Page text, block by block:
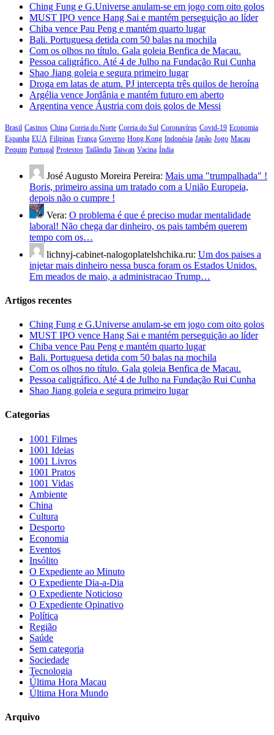
Ching Fung e G.Universe anulam-se em jogo com oito golos
MUST IPO vence Hang Sai e mantém perseguição ao líder
Chiba vence Pau Peng e mantém quarto lugar
Bali. Portuguesa detida com 50 balas na mochila
Com os olhos no título. Gala goleia Benfica de Macau.
Pessoa caligráfico. Até 4 de Julho na Fundação Rui Cunha
Shao Jiang goleia e segura primeiro lugar
Droga em latas de atum. PJ intercepta três quilos de heroína
Argélia vence Jordânia e mantém futuro em aberto
Argentina vence Áustria com dois golos de Messi
Brasil Casinos China Coreia do Norte Coreia do Sul Coronavírus Covid-19 Economia
Espanha EUA Filipinas França Governo Hong Kong Indonésia Japão Jogo Macau
Pequim Portugal Protestos Tailândia Taiwan Vacina Índia
José Augusto Moreira Pereira: Mais uma "trumpalhada" !
Boris, primeiro assina um tratado com a União Europeia,
depois não o cumpre !
Vera: O problema é que é preciso mudar mentalidade
laboral! Não chega dar dinheiro, os pais também querem
tempo com os…
lichnyj-cabinet-nalogoplatelshchika.ru: Um dos paises a
injetar mais dinheiro nessa busca foram os Estados Unidos.
Em meados de maio, a administracao Trump…
Artigos recentes
Ching Fung e G.Universe anulam-se em jogo com oito golos
MUST IPO vence Hang Sai e mantém perseguição ao líder
Chiba vence Pau Peng e mantém quarto lugar
Bali. Portuguesa detida com 50 balas na mochila
Com os olhos no título. Gala goleia Benfica de Macau.
Pessoa caligráfico. Até 4 de Julho na Fundação Rui Cunha
Shao Jiang goleia e segura primeiro lugar
Categorias
1001 Filmes
1001 Ideias
1001 Livros
1001 Pratos
1001 Vidas
Ambiente
China
Cultura
Desporto
Economia
Eventos
Insólito
O Expediente ao Minuto
O Expediente Dia-a-Dia
O Expediente Noticioso
O Expediente Opinativo
Política
Região
Saúde
Sem categoria
Sociedade
Tecnologia
Última Hora Macau
Última Hora Mundo
Arquivo